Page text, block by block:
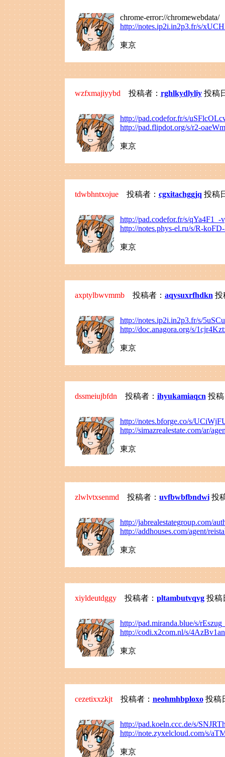
chrome-error://chromewebdata/
http://notes.ip2i.in2p3.fr/s/
東京
wzfxmajiyybd 投稿者： rghlkydlyliy投稿
http://pad.codefor.fr/s/
http://pad.flipdot.org/s/r2-
東京
tdwbhntxojue投稿者： cgxitachggjq 投稿
http://pad.codefor.fr/s/qYa4F1_-
http://notes.phys-el.ru/s/R-
東京
axptylbwvmmb投稿者： aqysuxrfhdkn 投
http://notes.ip2i.in2p3.fr/s/
http://doc.anagora.org/s/
東京
dssmeiujbfdn 投稿者： ihyukamiaqcn 投稿
http://notes.bforge.co/s/
http://simazrealestate.com/ar/
東京
zlwlvtxsenmd 投稿者： uvfbwbfbndwi投
http://jabrealestategroup.com/
http://addhouses.com/agent/
東京
xiyldeutdggy投稿者： pltambutvqvg投稿
http://pad.miranda.blue/s/
http://codi.x2com.nl/s/
東京
cezetixxzkjt投稿者： neohmhbploxo投稿
http://pad.koeln.ccc.de/s/
http://note.zyxelcloud.com/s/
東京